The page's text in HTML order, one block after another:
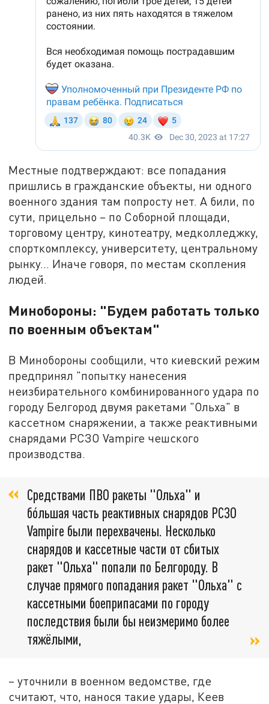
Местные подтверждают: все попадания
пришлись в гражданские объекты, ни одного
военного здания там попросту нет. А били, по
сути, прицельно – по Соборной площади,
торговому центру, кинотеатру, медколледжку,
спорткомплексу, университету, центральному
рынку... Иначе говоря, по местам скопления
людей.
Минобороны: "Будем работать только
по военным объектам"
В Минобороны сообщили, что киевский режим
предпринял "попытку нанесения
неизбирательного комбинированного удара по
городу Белгород двумя ракетами "Ольха" в
кассетном снаряжении, а также реактивными
снарядами РСЗО Vampire чешского
производства.
Средствами ПВО ракеты "Ольха" и
бóльшая часть реактивных снарядов РСЗО
Vampire были перехвачены. Несколько
снарядов и кассетные части от сбитых
ракет "Ольха" попали по Белгороду. В
случае прямого попадания ракет "Ольха" с
кассетными боеприпасами по городу
последствия были бы неизмеримо более
тяжёлыми,
– уточнили в военном ведомстве, где
считают, что, нанося такие удары, Кеев